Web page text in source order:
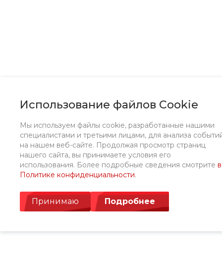
Использование файлов Cookie
Мы используем файлы cookie, разработанные нашими
специалистами и третьими лицами, для анализа
на нашем веб-сайте. Продолжая просмотр страниц
нашего сайта, вы принимаете условия его
использования. Более подробные сведения смотрите в
Политике конфиденциальности.
Принимаю Подробнее